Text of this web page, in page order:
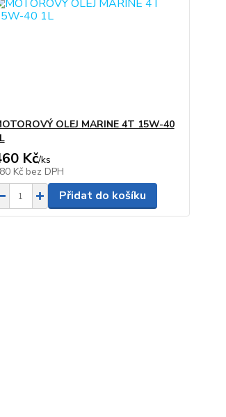
OLEJ MARINE 4T 15W-40
Kč/ks
Kč bez DPH
Přidat do košíku